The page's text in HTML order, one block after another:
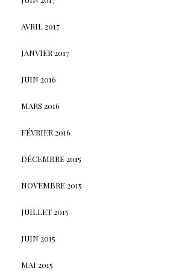
AVRIL 2017
JANVIER 2017
JUIN 2016
MARS 2016
FÉVRIER 2016
DÉCEMBRE 2015
NOVEMBRE 2015
JUILLET 2015
JUIN 2015
MAI 2015